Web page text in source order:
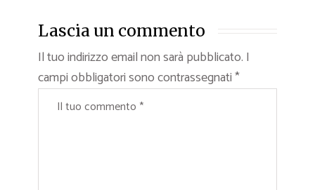
Lascia un commento
Il tuo indirizzo email non sarà pubblicato. I
campi obbligatori sono contrassegnati*